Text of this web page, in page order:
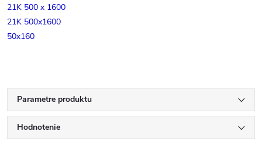
21K 500 x 1600
21K 500x1600
50x160
Parametre produktu
Hodnotenie